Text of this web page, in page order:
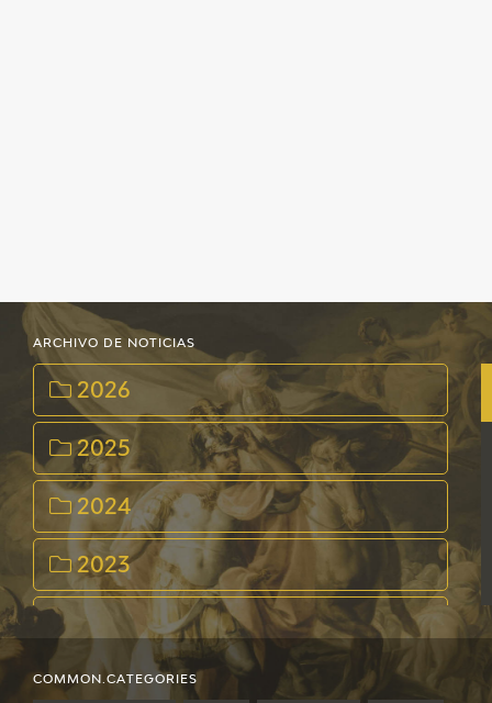
ARCHIVO DE NOTICIAS
2026
2025
2024
2023
2022
2021
COMMON.CATEGORIES